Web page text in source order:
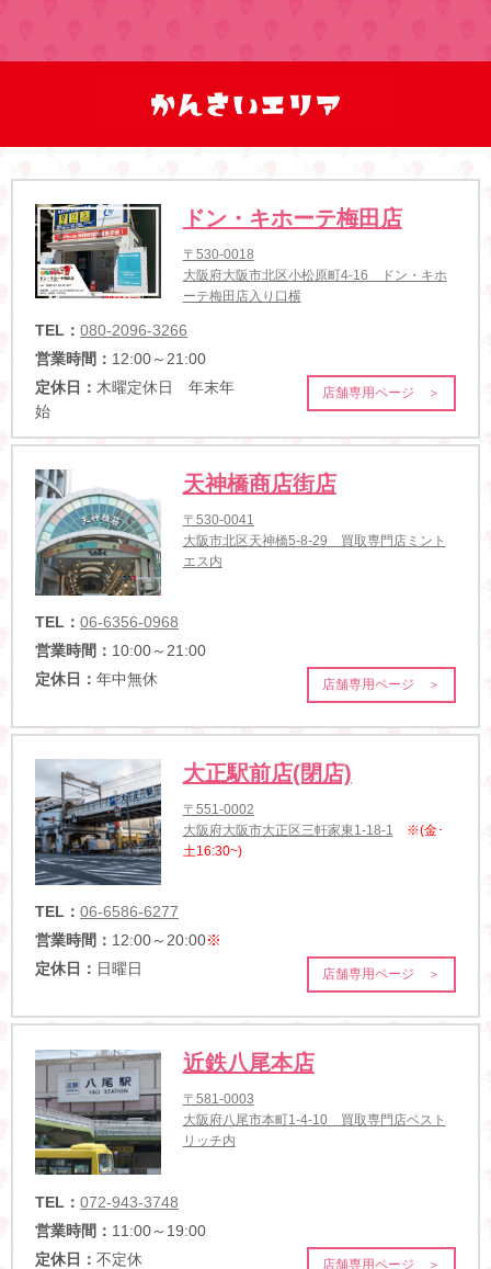
ドン・キホーテ梅田店
〒530-0018
大阪府大阪市北区小松原町4-16 ドン・キホ
ーテ梅田店入り口横
TEL： 080-2096-3266
営業時間： 12:00～21:00
定休日： 木曜定休日 年末年
始
店舗専用ページ ＞
天神橋商店街店
〒530-0041
大阪市北区天神橋5-8-29 買取専門店ミント
エス内
TEL： 06-6356-0968
営業時間： 10:00～21:00
定休日： 年中無休 店舗専用ページ ＞
大正駅前店(閉店)
〒551-0002
大阪府大阪市大正区三軒家東1-18-1
※(金･
土16:30~)
TEL： 06-6586-6277
営業時間： 12:00～20:00※
定休日： 日曜日 店舗専用ページ ＞
近鉄八尾本店
〒581-0003
大阪府八尾市本町1-4-10 買取専門店ベスト
リッチ内
TEL： 072-943-3748
営業時間： 11:00～19:00
定休日： 不定休 店舗専用ページ ＞